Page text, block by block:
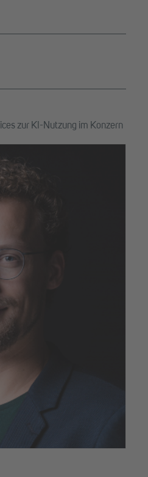
zur KI-Nutzung im Konzern